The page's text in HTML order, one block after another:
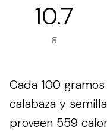
10.7
g
Cada 100
calabaza y
proveen 559